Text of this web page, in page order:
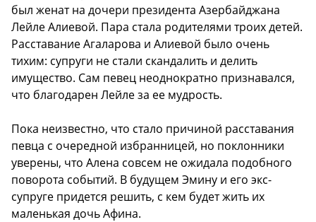
был женат на дочери президента Азербайджана
Лейле Алиевой. Пара стала родителями троих детей.
Расставание Агаларова и Алиевой было очень
тихим: супруги не стали скандалить и делить
имущество. Сам певец неоднократно признавался,
что благодарен Лейле за ее мудрость.
Пока неизвестно, что стало причиной расставания
певца с очередной избранницей, но поклонники
уверены, что Алена совсем не ожидала подобного
поворота событий. В будущем Эмину и его экс-
супруге придется решить, с кем будет жить их
маленькая дочь Афина.